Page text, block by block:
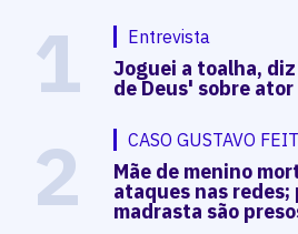
1 Entrevista
Joguei a toalha,
de Deus' sobre
2 CASO GUSTAVO
Mãe de menino
ataques nas redes;
madrasta são